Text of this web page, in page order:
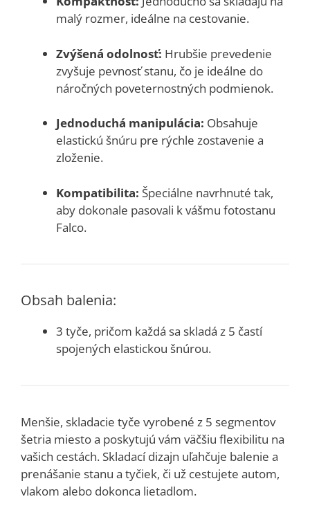
malý rozmer, ideálne na cestovanie.
Zvýšená odolnosť: Hrubšie prevedenie
zvyšuje pevnosť stanu, čo je ideálne do
náročných poveternostných podmienok.
Jednoduchá manipulácia: Obsahuje
elastickú šnúru pre rýchle zostavenie a
zloženie.
Kompatibilita: Špeciálne navrhnuté tak,
aby dokonale pasovali k vášmu fotostanu
Falco.
Obsah balenia:
3 tyče, pričom každá sa skladá z 5 častí
spojených elastickou šnúrou.
Menšie, skladacie tyče vyrobené z 5 segmentov
šetria miesto a poskytujú vám väčšiu flexibilitu na
vašich cestách. Skladací dizajn uľahčuje balenie a
prenášanie stanu a tyčiek, či už cestujete autom,
vlakom alebo dokonca lietadlom.